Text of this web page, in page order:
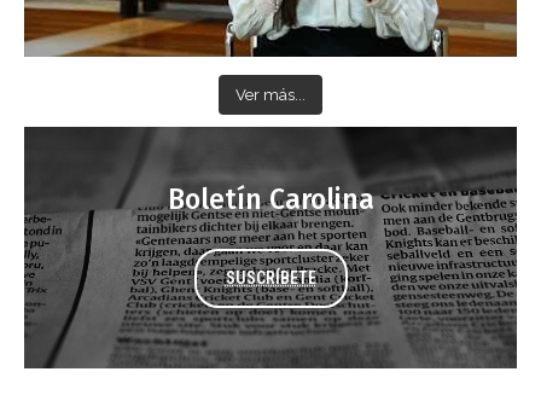
Ver más...
Boletín Carolina
SUSCRÍBETE